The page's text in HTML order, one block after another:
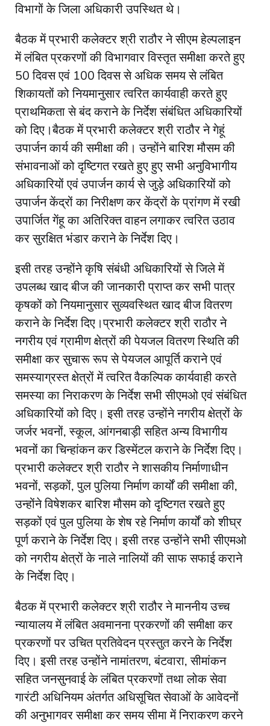
विभागों के जिला अधिका‍री उपस्थित थे।
बैठक में प्रभारी कलेक्‍टर श्री राठौर ने सीएम हेल्पलाइन
में लंबित प्रकरणों की विभागवार विस्‍तृत समीक्षा करते हुए
50 दिवस एवं 100 दिवस से अधिक समय से लंबित
शिकायतों को नियमानुसार त्वरित कार्यवाही करते हुए
प्राथमिकता से बंद कराने के निर्देश संबंधित अधिकारियों
को दिए।बैठक में प्रभारी कलेक्‍टर श्री राठौर ने गेहूं
उपार्जन कार्य की समीक्षा की। उन्होंने बारिश मौसम की
संभावनाओं को दृष्टिगत रखते हुए हुए सभी अनुविभागीय
अधिकारियों एवं उपार्जन कार्य से जुड़े अधिकारियों को
उपार्जन केंद्रों का निरीक्षण कर केंद्रों के प्रांगण में रखी
उपार्जित गेंहू का अतिरिक्त वाहन लगाकर त्‍वरित उठाव
कर सुरक्षित भंडार कराने के निर्देश दिए।
इसी तरह उन्होंने कृषि संबंधी अधिकारियों से जिले में
उपलब्ध खाद बीज की जानकारी प्राप्त कर सभी पात्र
कृषकों को नियमानुसार सुव्यवस्थित खाद बीज वितरण
कराने के निर्देश दिए।प्रभारी कलेक्‍टर श्री राठौर ने
नगरीय एवं ग्रामीण क्षेत्रों की पेयजल वितरण स्थिति की
समीक्षा कर सुचारू रूप से पेयजल आपूर्ति कराने एवं
समस्याग्रस्त क्षेत्रों में त्वरित वैकल्पिक कार्यवाही करते
समस्या का निराकरण के निर्देश सभी सीएमओ एवं संबंधित
अधिकारियों को दिए। इसी तरह उन्होंने नगरीय क्षेत्रों के
जर्जर भवनों, स्कूल, आंगनबाड़ी सहित अन्य विभागीय
भवनों का चिन्हांकन कर डिस्मेंटल कराने के निर्देश दिए।
प्रभारी कलेक्‍टर श्री राठौर ने शासकीय निर्माणाधीन
भवनों, सड़कों, पुल पुलिया निर्माण कार्यों की समीक्षा की,
उन्होंने विषेशकर बारिश मौसम को दृष्टिगत रखते हुए
सड़कों एवं पुल पुलिया के शेष रहे निर्माण कार्यों को शीघ्र
पूर्ण कराने के निर्देश दिए। इसी तरह उन्होंने सभी सीएमओ
को नगरीय क्षेत्रों के नाले नालियों की साफ सफाई कराने
के निर्देश दिए।
बैठक में प्रभारी कलेक्‍टर श्री राठौर ने माननीय उच्च
न्यायालय में लंबित अवमानना प्रकरणों की समीक्षा कर
प्रकरणों पर उचित प्रतिवेदन प्रस्तुत करने के निर्देश
दिए। इसी तरह उन्होंने नामांतरण, बंटवारा, सीमांकन
सहित जनसुनवाई के लंबित प्रकरणों तथा लोक सेवा
गारंटी अधिनियम अंतर्गत अधिसूचित सेवाओं के आवेदनों
की अनुभागवर समीक्षा कर समय सीमा में निराकरण करने